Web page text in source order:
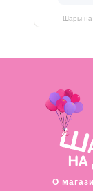
Шары на
О